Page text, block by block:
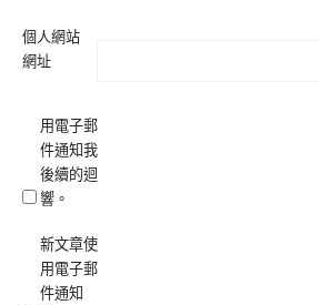
個人網站
網址
用電子郵
件通知我
後續的迴
響。
新文章使
用電子郵
件通知